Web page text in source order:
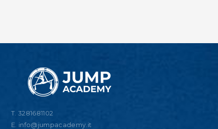
T. 3281681102
E. info@jumpacademy.it